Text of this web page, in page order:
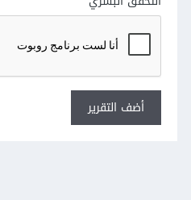
أضف التقرير